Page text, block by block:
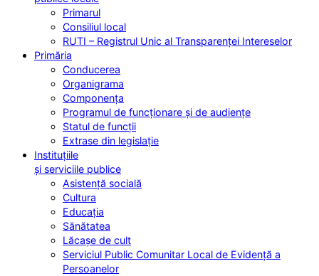
Primarul
Consiliul local
RUTI – Registrul Unic al Transparenței Intereselor
Primăria
Conducerea
Organigrama
Componența
Programul de funcționare și de audiențe
Statul de funcții
Extrase din legislație
Instituțiile
și serviciile publice
Asistență socială
Cultura
Educația
Sănătatea
Lăcașe de cult
Serviciul Public Comunitar Local de Evidență a
Persoanelor